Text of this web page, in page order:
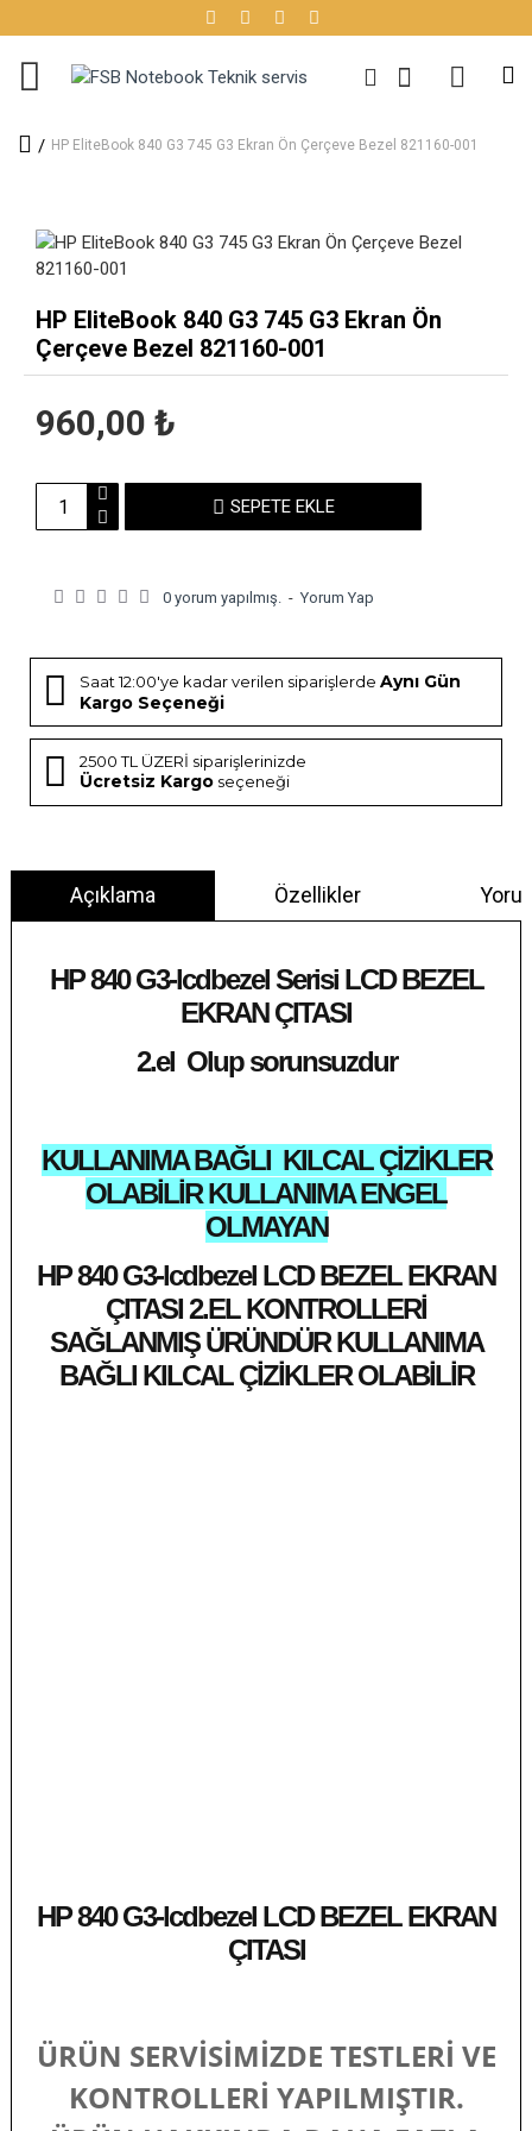
HP EliteBook 840 G3 745 G3 Ekran Ön Çerçeve Bezel 821160-001
HP EliteBook 840 G3 745 G3 Ekran Ön
Çerçeve Bezel 821160-001
0 yorum yapılmış. - Yorum Yap
960,00 ₺
SEPETE EKLE
Saat 12:00'ye kadar verilen siparişlerde Aynı Gün
Kargo Seçeneği
2500 TL ÜZERİ siparişlerinizde
Ücretsiz Kargo seçeneği
Açıklama Özellikler
HP 840 G3-lcdbezel Serisi LCD BEZEL
EKRAN ÇITASI
2.el Olup sorunsuzdur
KULLANIMA BAĞLI KILCAL ÇİZİKLER
OLABİLİR KULLANIMA ENGEL
OLMAYAN
HP 840 G3-lcdbezel LCD BEZEL EKRAN
ÇITASI 2.EL KONTROLLERİ
SAĞLANMIŞ ÜRÜNDÜR KULLANIMA
BAĞLI KILCAL ÇİZİKLER OLABİLİR
HP 840 G3-lcdbezel LCD BEZEL EKRAN
ÇITASI
ÜRÜN SERVİSİMİZDE TESTLERİ VE
KONTROLLERİ YAPILMIŞTIR.